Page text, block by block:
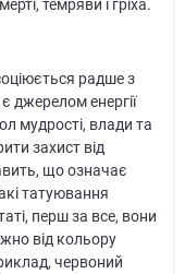
темряви і гріха.
радше з
джерелом енергії
мудрості, влади та
захист від
що означає
татуювання
перш за все, вони
від кольору
червоний